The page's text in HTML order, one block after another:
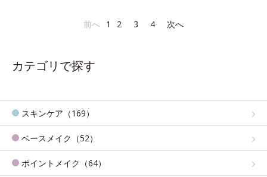
前へ 1 2 3 4 次へ
カテゴリで探す
スキンケア（169）
ベースメイク（52）
ポイントメイク（64）